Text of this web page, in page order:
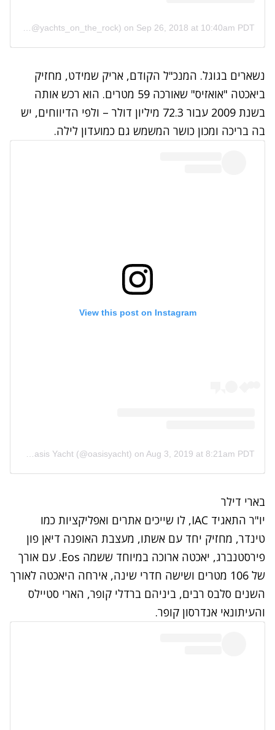
on Sep 26, 2018 at 10:40am PDT
נשארים בגוגל. המנכ"ל הקודם, אריק שמידט, מחזיק
ביאכטה "אואזיס" שאורכה 59 מטרים. הוא רכש אותה
בשנת 2009 עבור 72.3 מיליון דולר – ולפי הדיווחים, יש
בה בריכה ומכון כושר המשמש גם כמועדון לילה.
View this post on Instagram
on Aug 3, 2019 at 8:21am PDT
בארי דילר
יו"ר התאגיד IAC, לו שייכים אתרים ואפליקציות כמו
טינדר, מחזיק יחד עם אשתו, מעצבת האופנה דיאן פון
פירסטנברג, יאכטה ארוכה במיוחד ששמה Eos. עם אורך
של 106 מטרים ושישה חדרי שינה, אירחה היאכטה לאורך
השנים סלבס רבים, ביניהם ברדלי קופר, הארי סטיילס
והעיתונאי אנדרסון קופר.